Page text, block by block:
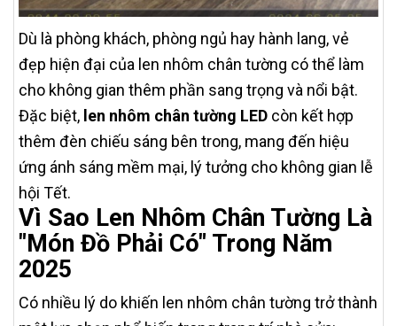
Dù là phòng khách, phòng ngủ hay hành lang, vẻ
đẹp hiện đại của len nhôm chân tường có thể làm
cho không gian thêm phần sang trọng và nổi bật.
Đặc biệt, len nhôm chân tường LED còn kết hợp
thêm đèn chiếu sáng bên trong, mang đến hiệu
ứng ánh sáng mềm mại, lý tưởng cho không gian lễ
hội Tết.
Vì Sao Len Nhôm Chân Tường Là
"Món Đồ Phải Có" Trong Năm
2025
Có nhiều lý do khiến len nhôm chân tường trở thành